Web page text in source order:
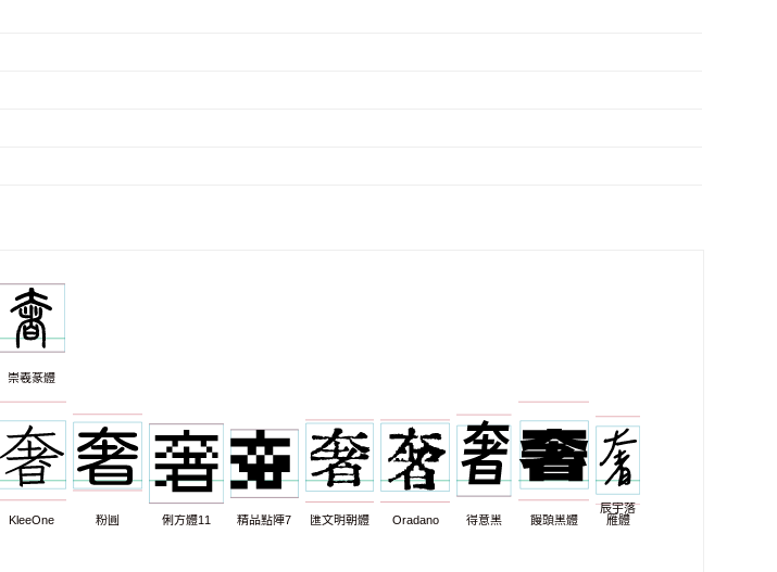
崇羲篆體
KleeOne 粉圓 俐方體11 精品點陣7 匯文明朝體 Oradano 得意黑 饅頭黑體
辰宇落
雁體